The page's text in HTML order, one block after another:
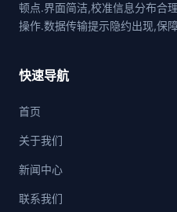
顿点.界面简洁,校准信息分布合
操作.数据传输提示隐约出现,保
快速导航
首页
关于我们
新闻中心
联系我们